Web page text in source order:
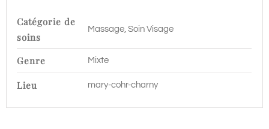
Catégorie de
soins
Massage, Soin Visage
Genre Mixte
Lieu mary-cohr-charny